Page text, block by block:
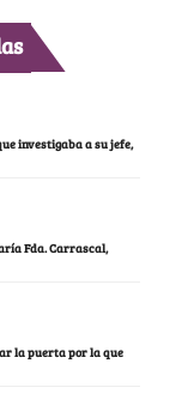
investigaba a su jefe,
Fda. Carrascal,
la puerta por la que